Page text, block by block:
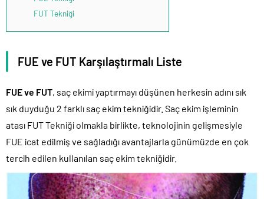
FUT Tekniği
FUE ve FUT Karşılaştırmalı Liste
FUE ve FUT, saç ekimi yaptırmayı düşünen herkesin adını sık
sık duyduğu 2 farklı saç ekim tekniğidir. Saç ekim işleminin
atası FUT Tekniği olmakla birlikte, teknolojinin gelişmesiyle
FUE icat edilmiş ve sağladığı avantajlarla günümüzde en çok
tercih edilen kullanılan saç ekim tekniğidir.